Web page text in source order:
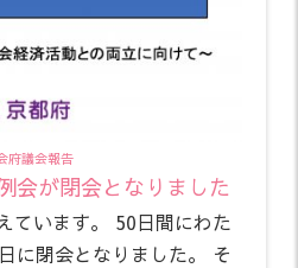
府議会報告
会が閉会となりました
ています。 50日間にわた
に閉会となりました。 そ